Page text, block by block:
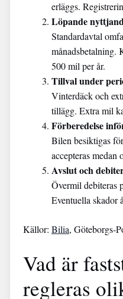
erläggs.
Löpande
Standardavtal
månadsbetalning.
500 mil per år.
Tillval under
Vinterdäck och
tillägg. Extra mil
Förberedelse
Bilen besiktigas
accepteras medan
Avslut och
Övermil debiteras
Eventuella skador
Källor: Bilia, Göteborgs-
Vad är
regleras